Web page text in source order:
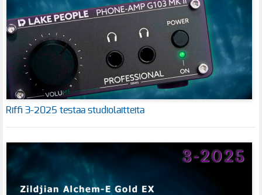
Riffi 3-2025 testaa studiolaitteita